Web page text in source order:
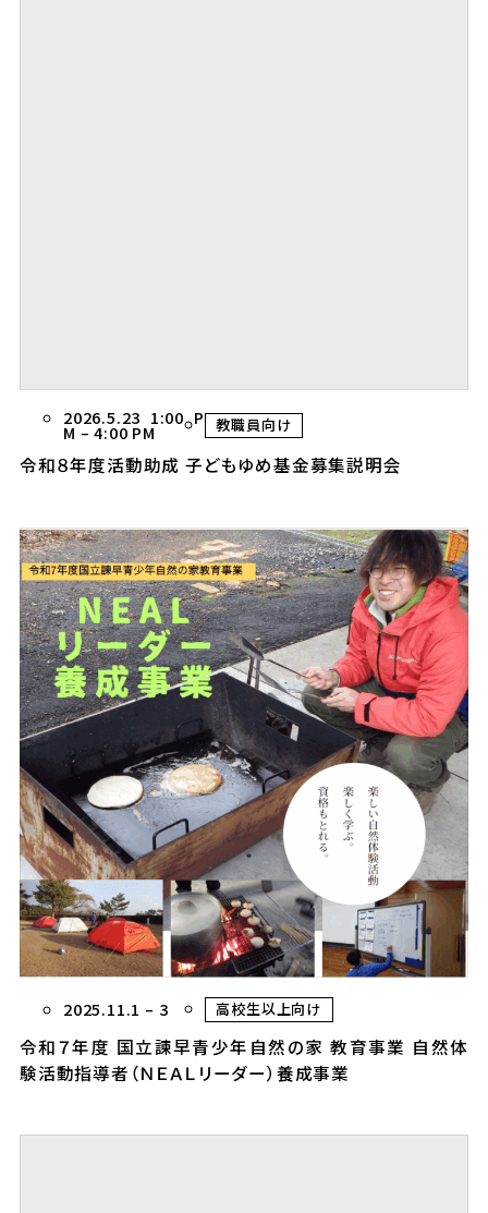
2026.5.23 1:00 P
M –4:00 PM 教職員向け
令和８年度活動助成 子どもゆめ基金募集説明会
2025.11.1 – 3 高校生以上向け
令和７年度 国立諫早青少年自然の家 教育事業 自然体
験活動指導者（ＮＥＡＬリーダー）養成事業